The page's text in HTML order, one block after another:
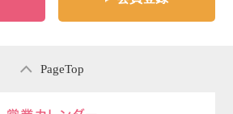
PageTop